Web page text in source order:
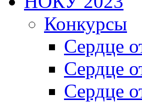
Конкурсы
Сердце
Сердце
Сердце